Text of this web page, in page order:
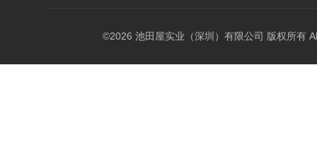
©2026 池田屋实业（深圳）有限公司 版权所有